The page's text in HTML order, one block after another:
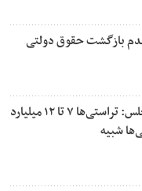
بازگشت حقوق دولتی
سخنگوی کمیسیون صنایع مجلس: تراستی‌ها ۷ تا ۱۲ میلیارد
شبیه